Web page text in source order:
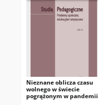
Nieznane oblicza czasu
wolnego w świecie
pogrążonym w pandemii